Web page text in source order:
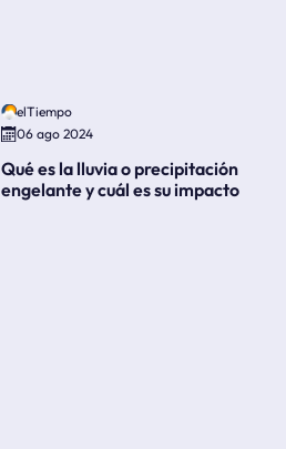
elTiempo
06 ago 2024
Qué es la lluvia o precipitación
engelante y cuál es su impacto